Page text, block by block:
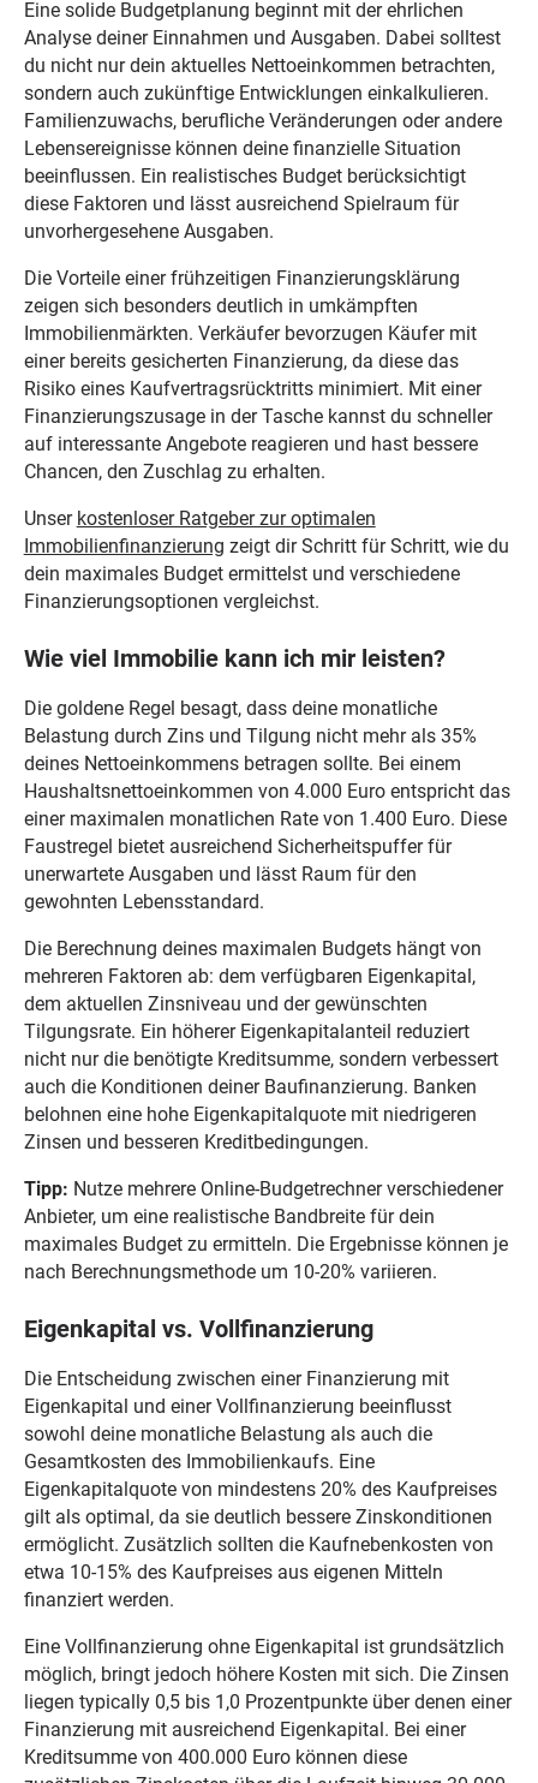
Eine solide Budgetplanung beginnt mit der ehrlichen
Analyse deiner Einnahmen und Ausgaben. Dabei solltest
du nicht nur dein aktuelles Nettoeinkommen betrachten,
sondern auch zukünftige Entwicklungen einkalkulieren.
Familienzuwachs, berufliche Veränderungen oder andere
Lebensereignisse können deine finanzielle Situation
beeinflussen. Ein realistisches Budget berücksichtigt
diese Faktoren und lässt ausreichend Spielraum für
unvorhergesehene Ausgaben.
Die Vorteile einer frühzeitigen Finanzierungsklärung
zeigen sich besonders deutlich in umkämpften
Immobilienmärkten. Verkäufer bevorzugen Käufer mit
einer bereits gesicherten Finanzierung, da diese das
Risiko eines Kaufvertragsrücktritts minimiert. Mit einer
Finanzierungszusage in der Tasche kannst du schneller
auf interessante Angebote reagieren und hast bessere
Chancen, den Zuschlag zu erhalten.
Unser kostenloser Ratgeber zur optimalen
Immobilienfinanzierung zeigt dir Schritt für Schritt, wie du
dein maximales Budget ermittelst und verschiedene
Finanzierungsoptionen vergleichst.
Wie viel Immobilie kann ich mir leisten?
Die goldene Regel besagt, dass deine monatliche
Belastung durch Zins und Tilgung nicht mehr als 35%
deines Nettoeinkommens betragen sollte. Bei einem
Haushaltsnettoeinkommen von 4.000 Euro entspricht das
einer maximalen monatlichen Rate von 1.400 Euro. Diese
Faustregel bietet ausreichend Sicherheitspuffer für
unerwartete Ausgaben und lässt Raum für den
gewohnten Lebensstandard.
Die Berechnung deines maximalen Budgets hängt von
mehreren Faktoren ab: dem verfügbaren Eigenkapital,
dem aktuellen Zinsniveau und der gewünschten
Tilgungsrate. Ein höherer Eigenkapitalanteil reduziert
nicht nur die benötigte Kreditsumme, sondern verbessert
auch die Konditionen deiner Baufinanzierung. Banken
belohnen eine hohe Eigenkapitalquote mit niedrigeren
Zinsen und besseren Kreditbedingungen.
Tipp: Nutze mehrere Online-Budgetrechner verschiedener
Anbieter, um eine realistische Bandbreite für dein
maximales Budget zu ermitteln. Die Ergebnisse können je
nach Berechnungsmethode um 10-20% variieren.
Eigenkapital vs. Vollfinanzierung
Die Entscheidung zwischen einer Finanzierung mit
Eigenkapital und einer Vollfinanzierung beeinflusst
sowohl deine monatliche Belastung als auch die
Gesamtkosten des Immobilienkaufs. Eine
Eigenkapitalquote von mindestens 20% des Kaufpreises
gilt als optimal, da sie deutlich bessere Zinskonditionen
ermöglicht. Zusätzlich sollten die Kaufnebenkosten von
etwa 10-15% des Kaufpreises aus eigenen Mitteln
finanziert werden.
Eine Vollfinanzierung ohne Eigenkapital ist grundsätzlich
möglich, bringt jedoch höhere Kosten mit sich. Die Zinsen
liegen typically 0,5 bis 1,0 Prozentpunkte über denen einer
Finanzierung mit ausreichend Eigenkapital. Bei einer
Kreditsumme von 400.000 Euro können diese